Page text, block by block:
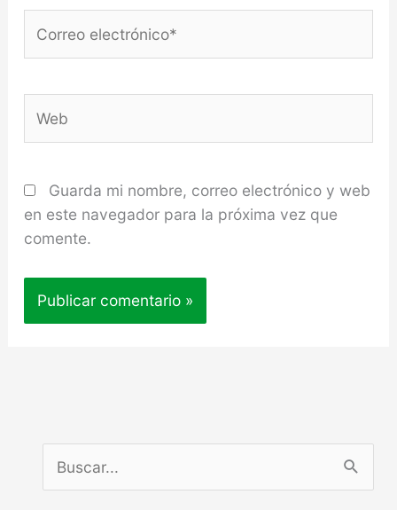
electrónico*
Guarda mi nombre, correo electrónico y web
en este navegador para la próxima vez que
comente.
u